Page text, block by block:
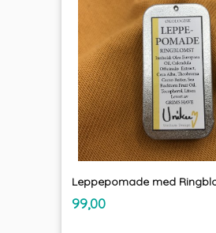
Pris
99,00inkl.
mva.